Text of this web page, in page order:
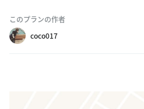
このプランの作者
coco017